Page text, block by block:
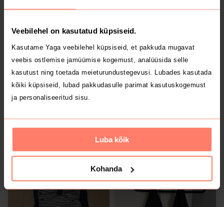
Veebilehel on kasutatud küpsiseid.
Kasutame Yaga veebilehel küpsiseid, et pakkuda mugavat
veebis ostlemise jamüümise kogemust, analüüsida selle
kasutust ning toetada meieturundustegevusi. Lubades kasutada
kõiki küpsiseid, lubad pakkudasulle parimat kasutuskogemust
ja personaliseeritud sisu.
Luba kõik
Kohanda
Shein
Muu